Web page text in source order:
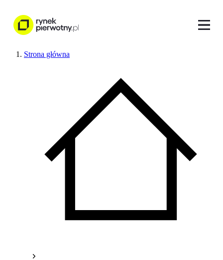
Strona główna